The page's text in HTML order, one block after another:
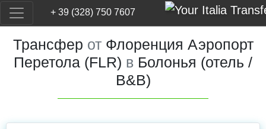
+ 39 (328) 750 7607
Трансфер отФлоренция Аэропорт
Перетола (FLR) в Болонья (отель /
B&B)